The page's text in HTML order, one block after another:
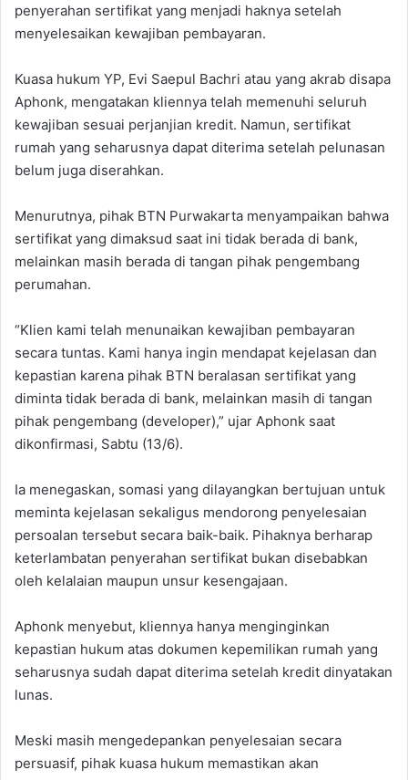
penyerahan sertifikat yang menjadi haknya setelah
menyelesaikan kewajiban pembayaran.
‎Kuasa hukum YP, Evi Saepul Bachri atau yang akrab disapa
Aphonk, mengatakan kliennya telah memenuhi seluruh
kewajiban sesuai perjanjian kredit. Namun, sertifikat
rumah yang seharusnya dapat diterima setelah pelunasan
belum juga diserahkan.
‎Menurutnya, pihak BTN Purwakarta menyampaikan bahwa
sertifikat yang dimaksud saat ini tidak berada di bank,
melainkan masih berada di tangan pihak pengembang
perumahan.
‎“Klien kami telah menunaikan kewajiban pembayaran
secara tuntas. Kami hanya ingin mendapat kejelasan dan
kepastian karena pihak BTN beralasan sertifikat yang
diminta tidak berada di bank, melainkan masih di tangan
pihak pengembang (developer),” ujar Aphonk saat
dikonfirmasi, Sabtu (13/6).
‎Ia menegaskan, somasi yang dilayangkan bertujuan untuk
meminta kejelasan sekaligus mendorong penyelesaian
persoalan tersebut secara baik-baik. Pihaknya berharap
keterlambatan penyerahan sertifikat bukan disebabkan
oleh kelalaian maupun unsur kesengajaan.
‎Aphonk menyebut, kliennya hanya menginginkan
kepastian hukum atas dokumen kepemilikan rumah yang
seharusnya sudah dapat diterima setelah kredit dinyatakan
lunas.
‎Meski masih mengedepankan penyelesaian secara
persuasif, pihak kuasa hukum memastikan akan